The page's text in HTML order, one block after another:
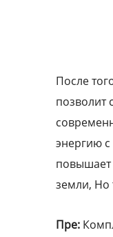
После
позволит
энергию
повышает
земли, Но
Пре: